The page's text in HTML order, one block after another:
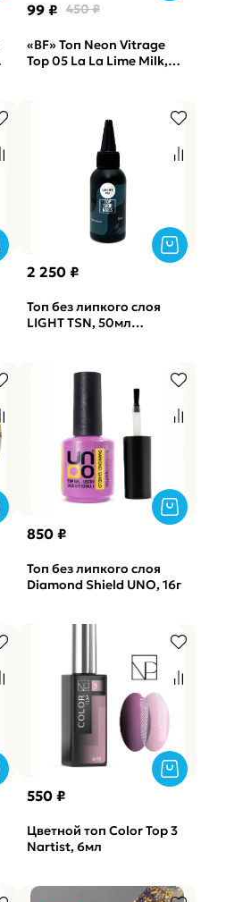
99 ₽ 450 ₽
«BF» Топ Neon Vitrage
Top 05 La La Lime Milk,
2 250 ₽
Топ без липкого слоя
LIGHT TSN, 50мл
850 ₽
Топ без липкого слоя
Diamond Shield UNO, 16г
550 ₽
Цветной топ Color Top 3
Nartist, 6мл